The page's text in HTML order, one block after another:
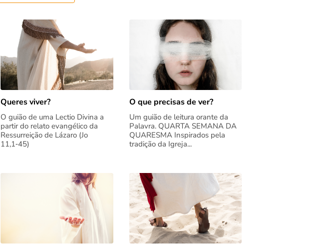
Queres viver?
O guião de uma Lectio Divina a
partir do relato evangélico da
Ressurreição de Lázaro (Jo
11,1‑45)
O que precisas de ver?
Um guião de leitura orante da
Palavra. QUARTA SEMANA DA
QUARESMA Inspirados pela
tradição da Igreja...